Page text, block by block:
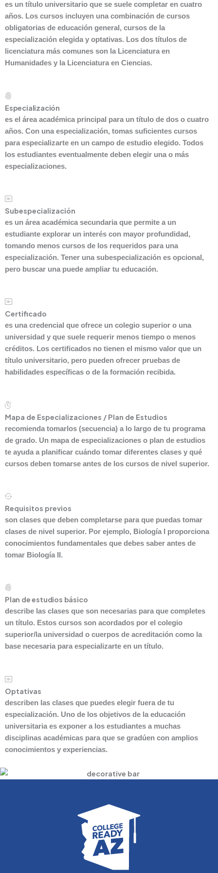
es un título universitario que se suele completar en cuatro
años. Los cursos incluyen una combinación de cursos
obligatorias de educación general, cursos de la
especialización elegida y optativas. Los dos títulos de
licenciatura más comunes son la Licenciatura en
Humanidades y la Licenciatura en Ciencias.
Especialización
es el área académica principal para un título de dos o cuatro
años. Con una especialización, tomas suficientes cursos
para especializarte en un campo de estudio elegido. Todos
los estudiantes eventualmente deben elegir una o más
especializaciones.
Subespecialización
es un área académica secundaria que permite a un
estudiante explorar un interés con mayor profundidad,
tomando menos cursos de los requeridos para una
especialización. Tener una subespecialización es opcional,
pero buscar una puede ampliar tu educación.
Certificado
es una credencial que ofrece un colegio superior o una
universidad y que suele requerir menos tiempo o menos
créditos. Los certificados no tienen el mismo valor que un
título universitario, pero pueden ofrecer pruebas de
habilidades específicas o de la formación recibida.
Mapa de Especializaciones / Plan de Estudios
recomienda tomarlos (secuencia) a lo largo de tu programa
de grado. Un mapa de especializaciones o plan de estudios
te ayuda a planificar cuándo tomar diferentes clases y qué
cursos deben tomarse antes de los cursos de nivel superior.
Requisitos previos
son clases que deben completarse para que puedas tomar
clases de nivel superior. Por ejemplo, Biología I proporciona
conocimientos fundamentales que debes saber antes de
tomar Biología II.
Plan de estudios básico
describe las clases que son necesarias para que completes
un título. Estos cursos son acordados por el colegio
superior/la universidad o cuerpos de acreditación como la
base necesaria para especializarte en un título.
Optativas
describen las clases que puedes elegir fuera de tu
especialización. Uno de los objetivos de la educación
universitaria es exponer a los estudiantes a muchas
disciplinas académicas para que se gradúen con amplios
conocimientos y experiencias.